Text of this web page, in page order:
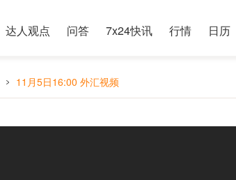
达人观点 问答 7x24快讯 行情 日历
11月5日16:00 外汇视频